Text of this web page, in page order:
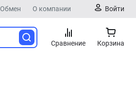
Обмен О компании Войти
Сравнение Корзина